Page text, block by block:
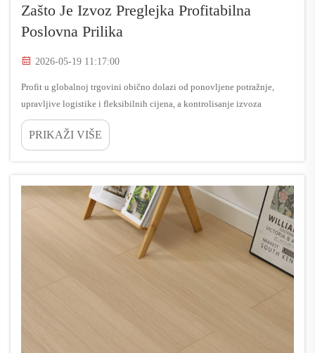
Zašto Je Izvoz Preglejka Profitabilna
Poslovna Prilika
2026-05-19 11:17:00
Profit u globalnoj trgovini obično dolazi od ponovljene potražnje,
upravljive logistike i fleksibilnih cijena, a kontrolisanje izvoza
preglejane drveće sve tri kutije. U današnjem građevinskom i
unutrašnjem tržištu, kupcima je potrebna stabilna ponuda panela za
PRIKAŽI VIŠE